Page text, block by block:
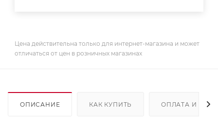
Цена действительна только для интернет-магазина и может
отличаться от цен в розничных магазинах
ОПИСАНИЕ КАК КУПИТЬ ОПЛАТА И